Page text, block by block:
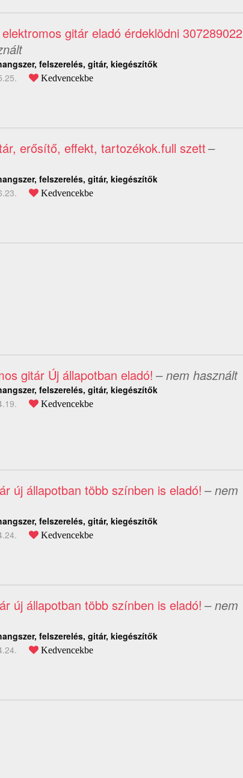
gitár eladó érdeklödni 307289022
felszerelés, gitár, kiegészítők
Kedvencekbe
erősítő, effekt, tartozékok.full szett–
felszerelés, gitár, kiegészítők
Kedvencekbe
gitár Új állapotban eladó! – nem használt
felszerelés, gitár, kiegészítők
Kedvencekbe
új állapotban több színben is eladó! – nem
felszerelés, gitár, kiegészítők
Kedvencekbe
új állapotban több színben is eladó! – nem
felszerelés, gitár, kiegészítők
Kedvencekbe